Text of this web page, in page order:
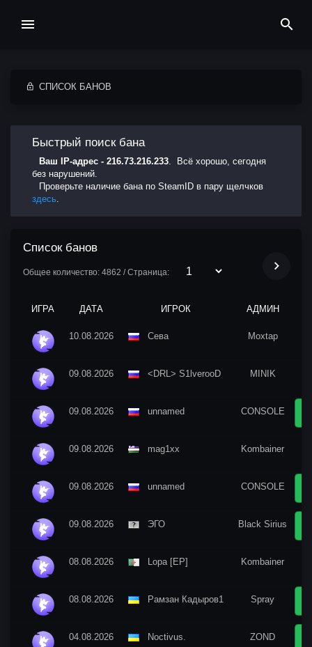
СПИСОК БАНОВ
Быстрый поиск бана
Ваш IP-адрес - 216.73.216.233. Всё хорошо, сегодня
без нарушений.
Проверьте наличие бана по SteamID в пару щелчков
здесь.
Список банов
Общее количество: 4862 / Страница:
ИГРА ДАТА ИГРОК АДМИН
10.08.2026 Сева Moxtap
09.08.2026 <DRL> S1lverooD MINIK
09.08.2026 unnamed CONSOLE
09.08.2026 mag1xx Kombainer
09.08.2026 unnamed CONSOLE
09.08.2026 ЭГО Black Sirius
08.08.2026 Lopa [EP] Kombainer
08.08.2026 Рамзан Кадыров1 Spray
04.08.2026 Nосtivus. ZOND